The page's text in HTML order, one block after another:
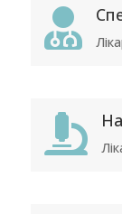

